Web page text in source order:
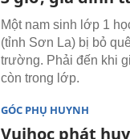
Một nam sinh lớp 1
(tỉnh Sơn La) bị bỏ
trường. Phải đến khi
còn trong lớp.
GÓC PHỤ HUYNH
Vuihoc phát